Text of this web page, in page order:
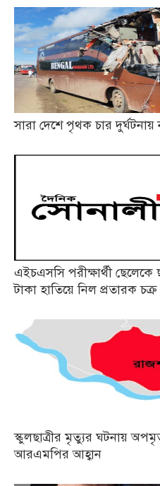
সারা দেশে পৃথক চার দুর্ঘটনায়
এইচএসসি পরীক্ষার্থী
টাকা হাতিয়ে নিল প্রতারক চক্র
স্কুলছাত্রীর মৃত্যুর ঘটনায়
আরএমপির আহ্বান